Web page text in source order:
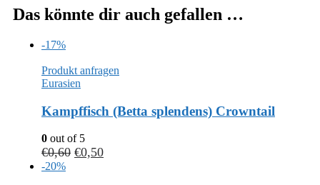
Das könnte dir auch gefallen …
-17%
Produkt anfragen
Eurasien
Kampffisch (Betta splendens) Crowntail
0 out of 5
€0,60 €0,50
-20%